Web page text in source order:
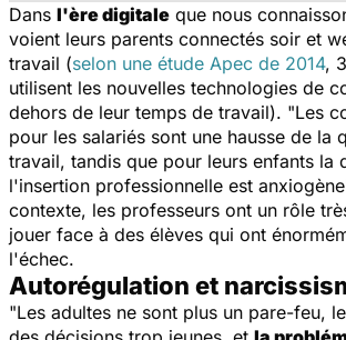
Dans l'ère digitale que nous
voient leurs parents connectés soir et
travail (selon une étude Apec de 2014,
utilisent les nouvelles technologies de
dehors de leur temps de travail). "Les
pour les salariés sont une hausse de la
travail, tandis que pour leurs enfants la
l'insertion professionnelle est
contexte, les professeurs ont un rôle
jouer face à des élèves qui ont
l'échec.
Autorégulation et
"Les adultes ne sont plus un pare-feu,